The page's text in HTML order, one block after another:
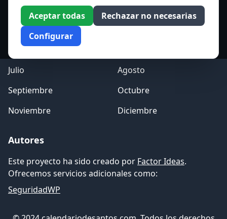
Aceptar todas
Rechazar no necesarias
Configurar
Enero
Febrero
Marzo
Abril
Mayo
Julio
Agosto
Septiembre
Octubre
Noviembre
Diciembre
Autores
Este proyecto ha sido creado por Factor Ideas.
Ofrecemos servicios adicionales como:
SeguridadWP